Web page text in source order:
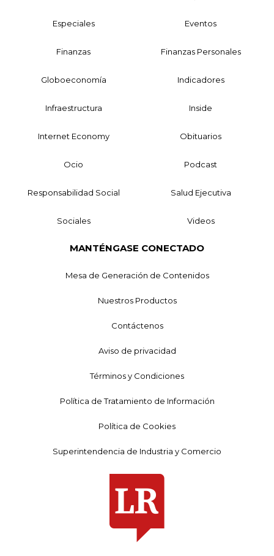
Especiales Eventos
Finanzas Finanzas Personales
Globoeconomía Indicadores
Infraestructura Inside
Internet Economy Obituarios
Ocio Podcast
Responsabilidad Social Salud Ejecutiva
Sociales Videos
MANTÉNGASE CONECTADO
Mesa de Generación de Contenidos
Nuestros Productos
Contáctenos
Aviso de privacidad
Términos y Condiciones
Política de Tratamiento de Información
Política de Cookies
Superintendencia de Industria y Comercio